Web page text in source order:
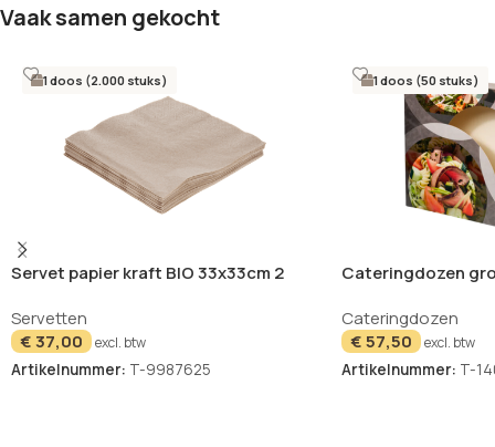
Vaak samen gekocht
1 doos (2.000 stuks)
Servet papier kraft BIO 33x33cm 2
Servetten
€37,00 excl. btw
Artikelnummer: T-9987625
1 doos (50 stuks)
Cateringdozen
Cateringdozen
€57,50 excl. btw
Artikelnummer: T-